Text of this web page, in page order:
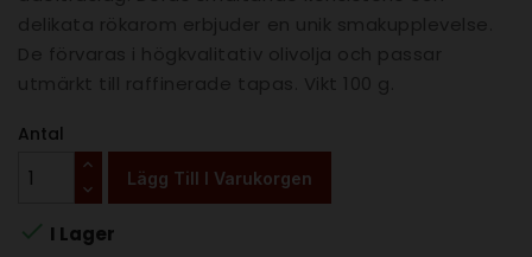
Antal
Lägg Till I Varukorgen
 I Lager